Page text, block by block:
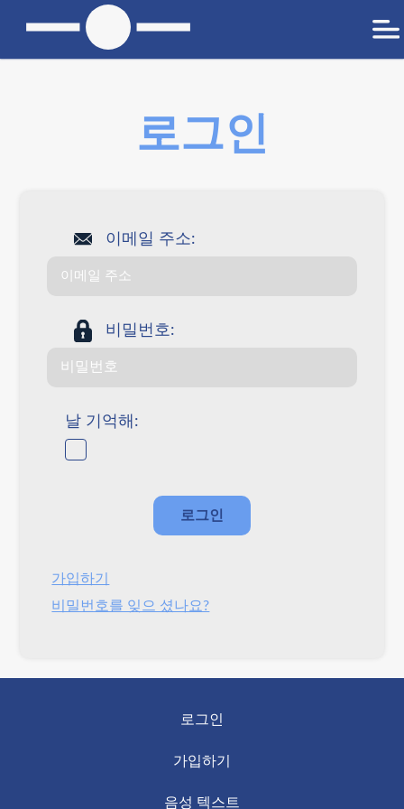
로그인
이메일 주소:
비밀번호:
날 기억해:
가입하기
비밀번호를 잊으 셨나요?
로그인
가입하기
음성 텍스트